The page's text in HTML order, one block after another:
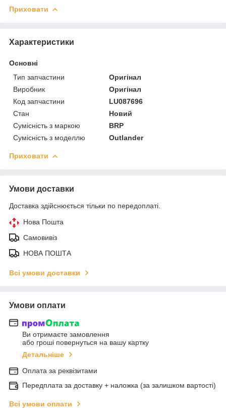
Приховати
Характеристики
Основні
Тип запчастини
Оригінал
Виробник
Оригінал
Код запчастини
LU087696
Стан
Новий
Сумісність з маркою
BRP
Сумісність з моделлю
Outlander
Приховати
Умови доставки
Доставка здійснюється тільки по передоплаті.
Нова Пошта
Самовивіз
НОВА ПОШТА
Всі умови доставки
Умови оплати
Ви отримаєте замовлення
або гроші повернуться на вашу картку
Детальніше
Оплата за реквізитами
Передплата за доставку + наложка (за залишком вартості)
Всі умови оплати